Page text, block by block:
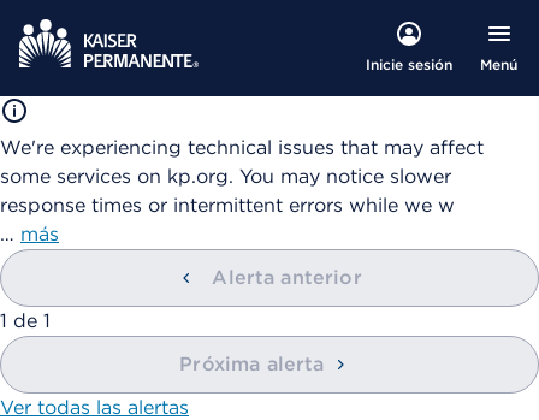
Inicie sesión Menú
We're experiencing technical issues that may affect
some services on kp.org. You may notice slower
response times or intermittent errors while we w
… más
Alerta anterior
mostrando
1 de 1
Próxima alerta
Ver todas las alertas